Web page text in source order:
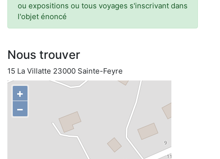
ou expositions ou tous voyages s'inscrivant dans
l'objet énoncé
Nous trouver
15 La Villatte 23000 Sainte-Feyre
+
−